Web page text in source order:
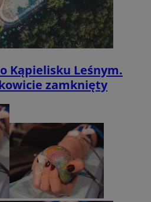
Kąpielisku Leśnym.
zamknięty